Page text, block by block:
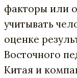
факторы или
учитывать
оценке
Восточного
Китая и